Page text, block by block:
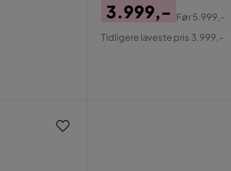
Pris
3.999,-
Original
Før5.999,-
Tidligere laveste pris 3.999,-